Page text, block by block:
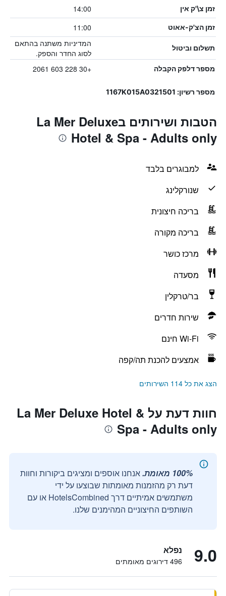
זמן צ\'ק אין 14:00
זמן הצ'ק-אאוט 11:00
תשלום וביטול
המדיניות משתנה בהתאם
לסוג החדר והספק.
מספר דלפק הקבלה +30 228 603 2061
מספר רשיון: 1167K015A0321501
הטבות ושירותים בLa Mer Deluxe
Hotel & Spa - Adults only
למבוגרים בלבד
שנורקלינג
בריכה חיצונית
בריכה מקורה
מרכז כושר
מסעדה
בר/טרקלין
שירות חדרים
Wi-Fi חינם
אמצעים להכנת תה/קפה
הצג את כל 114 השירותים
חוות דעת על La Mer Deluxe Hotel &
Spa - Adults only
100% מאומת.
אנחנו אוספים ומציגים ביקורות וחוות
דעת רק מהזמנות מאומתות שבוצעו על ידי
משתמשים אמיתיים דרך HotelsCombined או עם
השותפים החיצוניים המהימנים שלנו.
9.0 נפלא
496 דירוגים מאומתים